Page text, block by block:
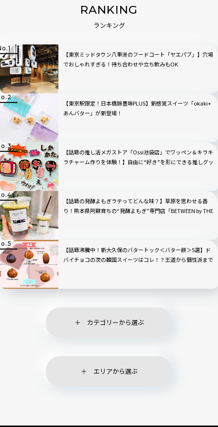
RANKING
ランキング
【東京ミッドタウン八重洲のフードコート「ヤエパブ」】穴場
でおしゃれすぎる！待ち合わせや立ち飲みもOK
【東京駅限定！日本橋錦豊琳PLUS】新感覚スイーツ「okaki+
あんバター」が新登場！
【話題の推し活メガストア「Ossi池袋店」でワッペン＆キラキ
ラチャーム作りを体験！】自由に“好き”を形にできる推しグッ
【話題の発酵よもぎラテってどんな味？】草原を思わせる香
り！熊本県阿蘇育ちの“発酵よもぎ”専門店「BETWEEN by THE
【話題沸騰中！新大久保のバタートック＜バター餅＞5選】ド
バイチョコの次の韓国スイーツはコレ！？王道から個性派まで
カテゴリーから選ぶ
エリアから選ぶ